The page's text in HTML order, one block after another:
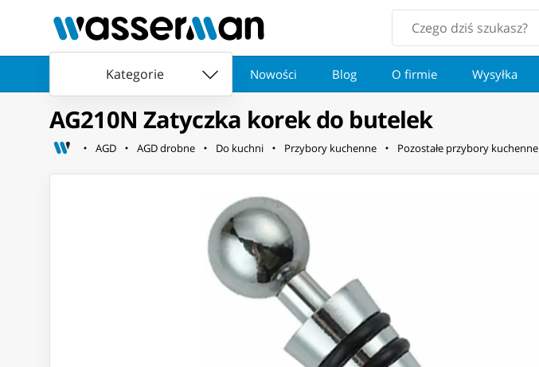
Kategorie Nowości Blog O firmie Wysyłka
AG210N Zatyczka korek do butelek
AGD AGD drobne Do kuchni Przybory kuchenne Pozostałe przybory kuchenne